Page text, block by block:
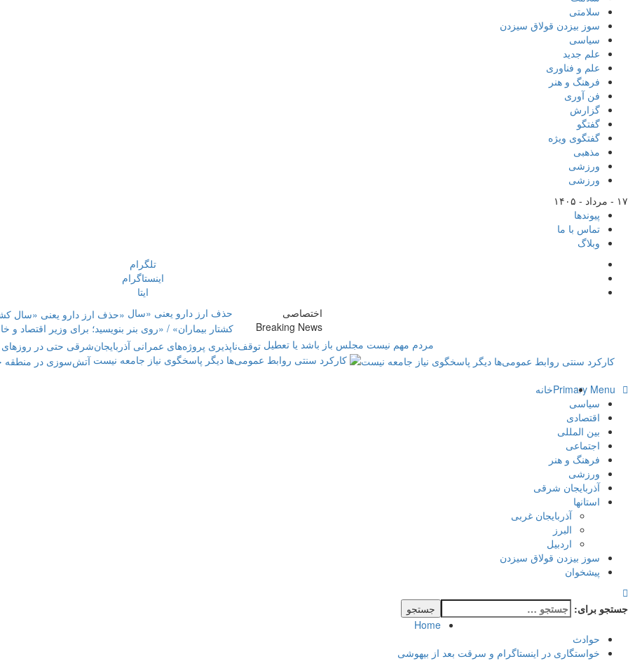
سلامتی
سوز بیزدن قولاق سیزدن
سیاسی
علم جدید
علم و فناوری
فرهنگ و هنر
فن آوری
گزارش
گفتگو
گفتگوی ویژه
مذهبی
ورزشی
ورزشی
۱۷ - مرداد - ۱۴۰۵
پیوندها
تماس با ما
وبلاگ
تلگرام
اینستاگرام
ایتا
اختصاصی
Breaking News
حذف ارز دارو یعنی «سال
کشتار بیماران» / «روی بنر بنویسید؛ برای وزیر اقتصاد و
مردم مهم نیست مجلس باز باشد یا تعطیل
کارکرد سنتی روابط عمومی‌ها دیگر پاسخگوی نیاز جامعه نیست
Primary Menuخانه
سیاسی
اقتصادی
بین المللی
اجتماعی
فرهنگ و هنر
ورزشی
آذربایجان شرقی
استانها
آذربایجان غربی
البرز
اردبیل
سوز بیزدن قولاق سیزدن
پیشخوان
جستجو برای:
Home
حوادث
خواستگاری در اینستاگرام و سرقت بعد از بیهوشی